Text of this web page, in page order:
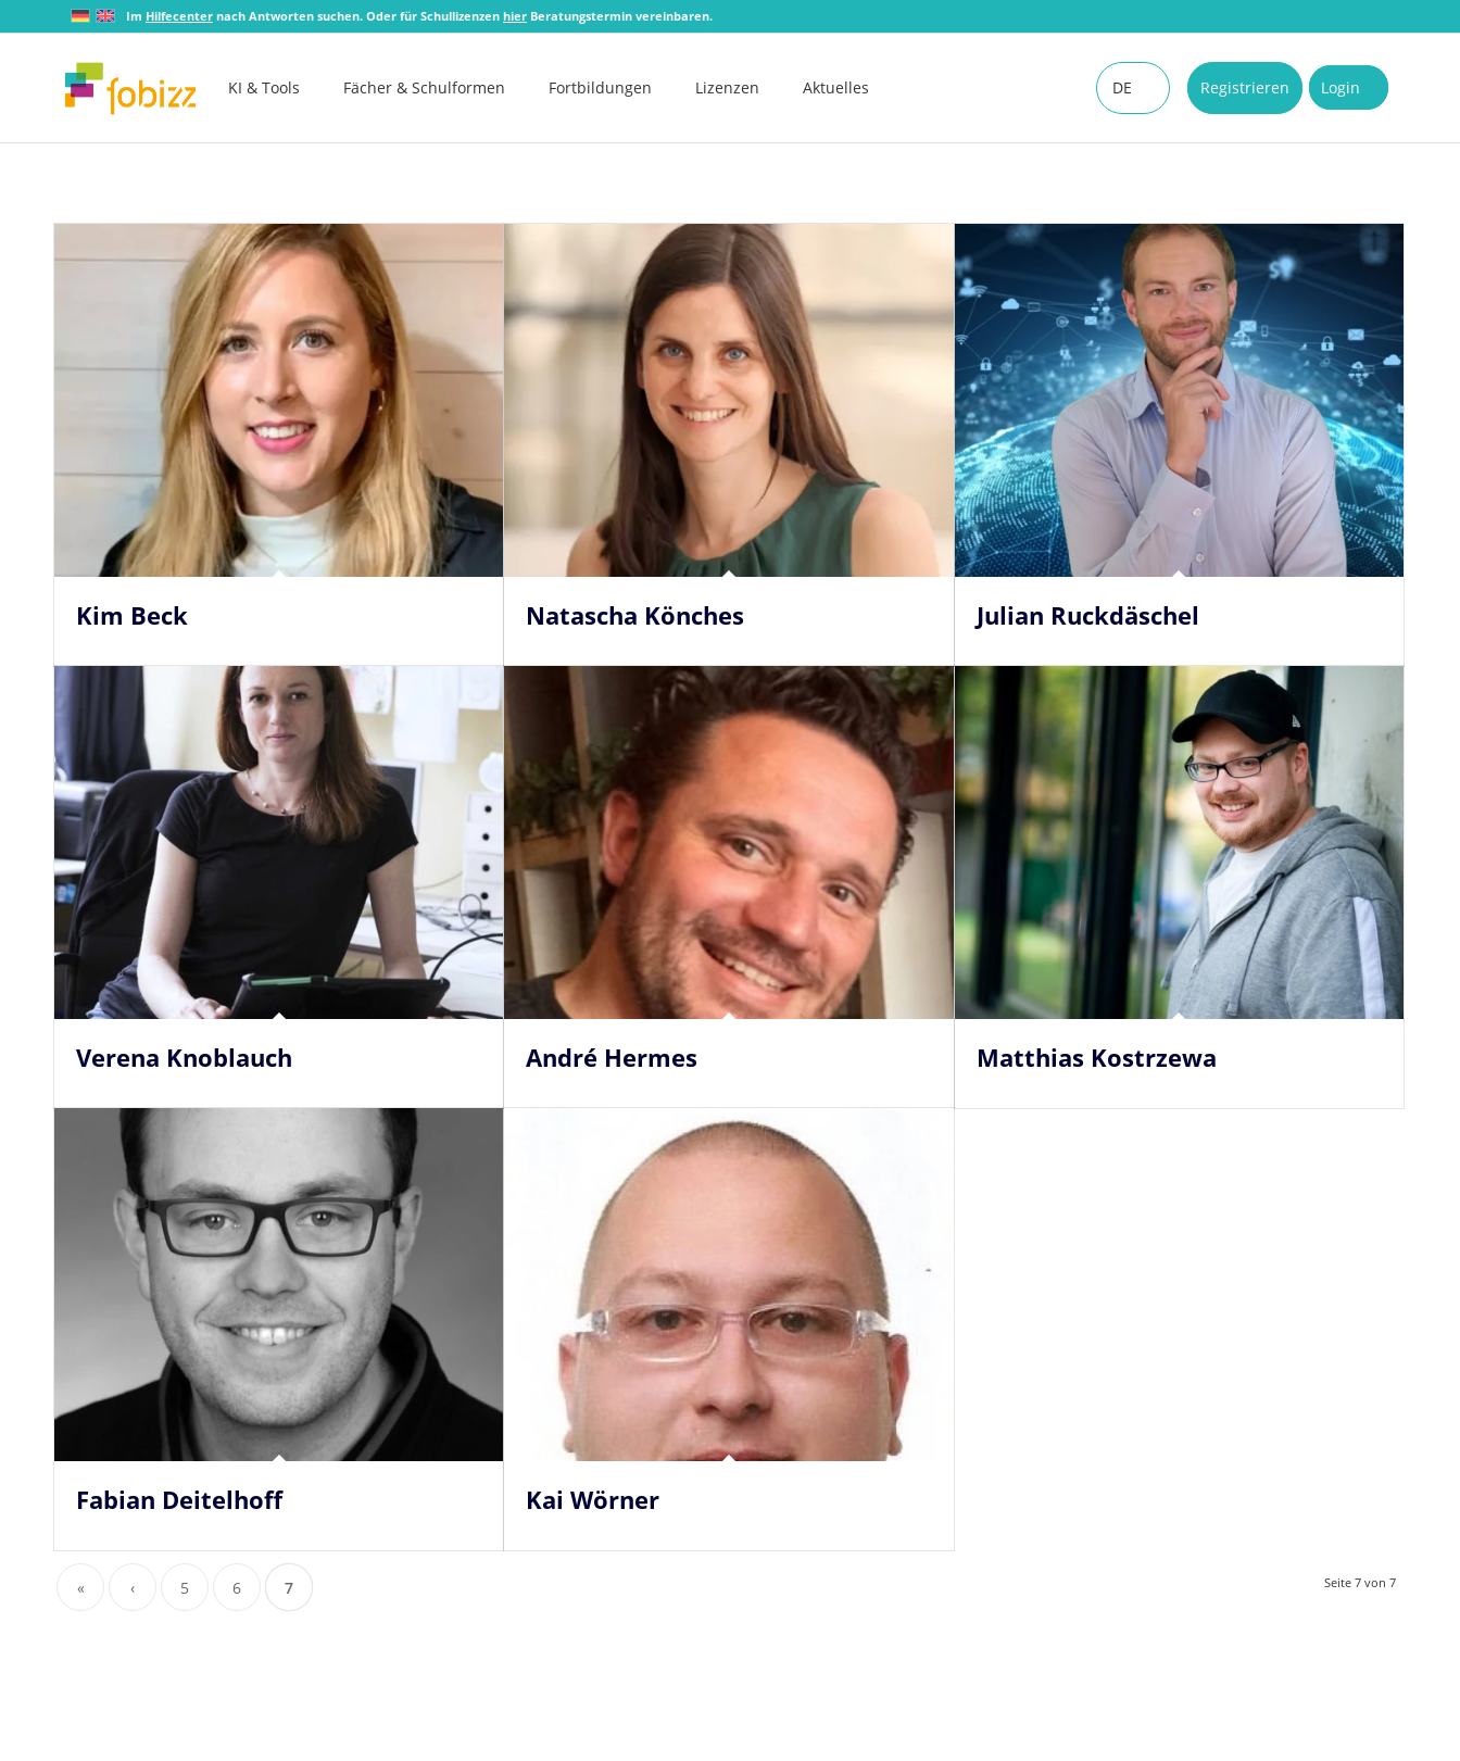
Im Hilfecenter nach Antworten suchen. Oder für Schullizenzen hier Beratungstermin vereinbaren.
KI & Tools Fächer & Schulformen Fortbildungen Lizenzen Aktuelles Registrieren Login
DE
Kim Beck Natascha Könches Julian Ruckdäschel
Verena Knoblauch André Hermes Matthias Kostrzewa
Fabian Deitelhoff Kai Wörner
Seite 7 von 7
« ‹ 5 6 7